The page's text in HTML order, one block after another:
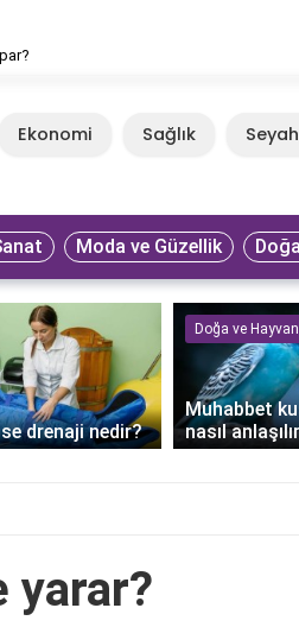
Ekonomi Sağlık
Moda ve Güzellik
drenaji nedir?
Doğa ve
Muhabbet
nasıl
yarar?